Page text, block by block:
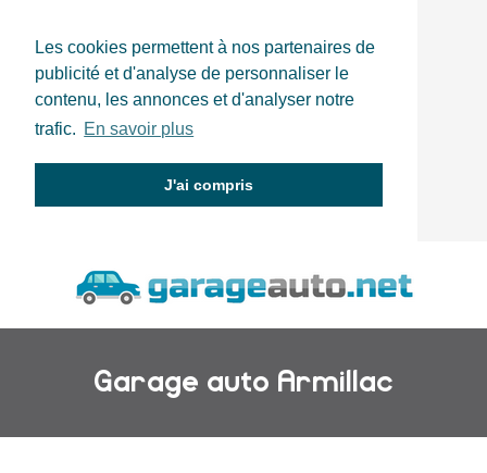
Les cookies permettent à nos partenaires de
publicité et d'analyse de personnaliser le
contenu, les annonces et d'analyser notre
trafic. En savoir plus
J'ai compris
Garage auto Armillac